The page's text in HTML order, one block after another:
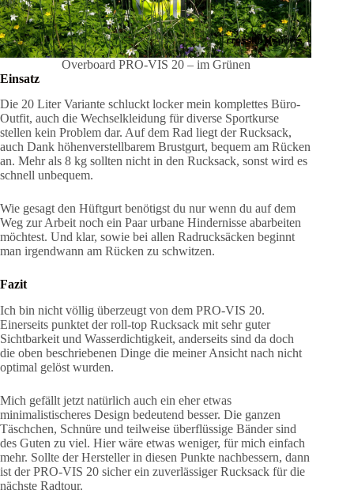
Overboard PRO-VIS 20 – im Grünen
Einsatz
Die 20 Liter Variante schluckt locker mein komplettes Büro-
Outfit, auch die Wechselkleidung für diverse Sportkurse
stellen kein Problem dar. Auf dem Rad liegt der Rucksack,
auch Dank höhenverstellbarem Brustgurt, bequem am Rücken
an. Mehr als 8 kg sollten nicht in den Rucksack, sonst wird es
schnell unbequem.
Wie gesagt den Hüftgurt benötigst du nur wenn du auf dem
Weg zur Arbeit noch ein Paar urbane Hindernisse abarbeiten
möchtest. Und klar, sowie bei allen Radrucksäcken beginnt
man irgendwann am Rücken zu schwitzen.
Fazit
Ich bin nicht völlig überzeugt von dem PRO-VIS 20.
Einerseits punktet der roll-top Rucksack mit sehr guter
Sichtbarkeit und Wasserdichtigkeit, anderseits sind da doch
die oben beschriebenen Dinge die meiner Ansicht nach nicht
optimal gelöst wurden.
Mich gefällt jetzt natürlich auch ein eher etwas
minimalistischeres Design bedeutend besser. Die ganzen
Täschchen, Schnüre und teilweise überflüssige Bänder sind
des Guten zu viel. Hier wäre etwas weniger, für mich einfach
mehr. Sollte der Hersteller in diesen Punkte nachbessern, dann
ist der PRO-VIS 20 sicher ein zuverlässiger Rucksack für die
nächste Radtour.